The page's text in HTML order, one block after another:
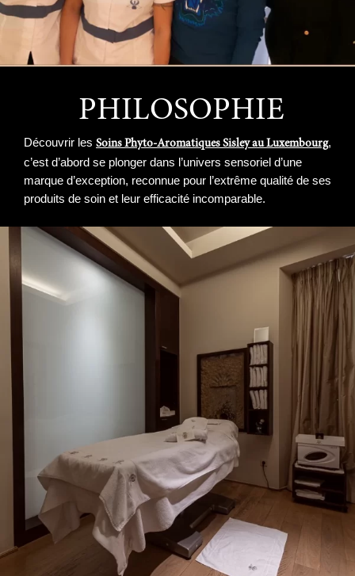
PHILOSOPHIE
Découvrir les Soins Phyto-Aromatiques Sisley au Luxembourg,
c’est d’abord se plonger dans l’univers sensoriel d’une
marque d’exception, reconnue pour l’extrême qualité de ses
produits de soin et leur efficacité incomparable.